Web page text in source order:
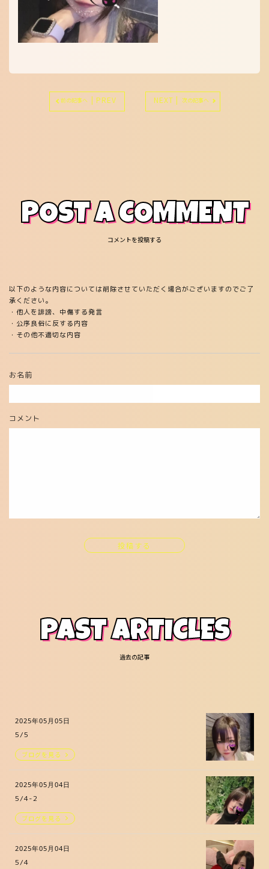
前の記事へ | PREV NEXT | 次の記事へ
POST A COMMENT
コメントを投稿する
以下のような内容については削除させていただく場合がございますのでご了
承ください。
・他人を誹謗、中傷する発言
・公序良俗に反する内容
・その他不適切な内容
お名前
コメント
投稿する
PAST ARTICLES
過去の記事
2025年05月05日
5/5
ブログを見る
2025年05月04日
5/4-2
ブログを見る
2025年05月04日
5/4